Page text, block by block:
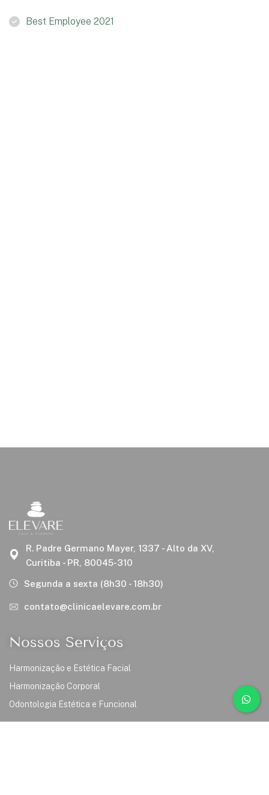
Best Employee 2021
R. Padre Germano Mayer, 1337 - Alto da XV,
Curitiba - PR, 80045-310
Segunda a sexta (8h30 - 18h30)
contato@clinicaelevare.com.br
Nossos Serviços
Harmonização e Estética Facial
Harmonização Corporal
Odontologia Estética e Funcional